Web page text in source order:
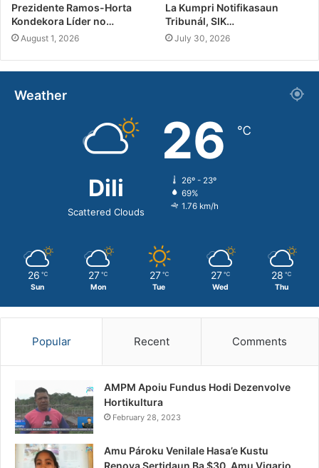
Prezidente Ramos-Horta
Kondekora Líder no…
August 1, 2026
La Kumpri Notifikasaun
Tribunál, SIK…
July 30, 2026
Weather
Dili
Scattered Clouds
26 ℃
26º - 23º
69%
1.76 km/h
26 ℃
Sun
27 ℃
Mon
27 ℃
Tue
27 ℃
Wed
28 ℃
Thu
Popular Recent Comments
AMPM Apoiu Fundus Hodi Dezenvolve
Hortikultura
February 28, 2023
Amu Pároku Venilale Hasa’e Kustu
Renova Sertidaun Ba $30, Amu Vigario